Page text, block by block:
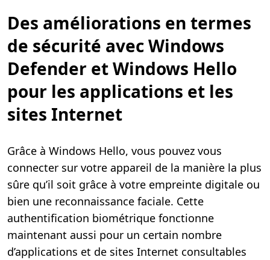
Des améliorations en termes
de sécurité avec Windows
Defender et Windows Hello
pour les applications et les
sites Internet
Grâce à Windows Hello, vous pouvez vous
connecter sur votre appareil de la manière la plus
sûre qu’il soit grâce à votre empreinte digitale ou
bien une reconnaissance faciale. Cette
authentification biométrique fonctionne
maintenant aussi pour un certain nombre
d’applications et de sites Internet consultables